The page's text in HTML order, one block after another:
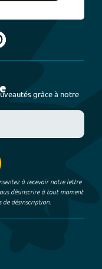
grâce à notre
à recevoir notre lettre
désinscrire à tout moment
désinscription.